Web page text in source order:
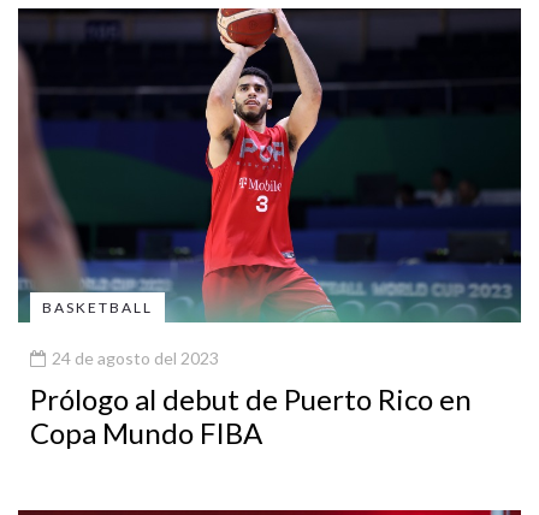
BASKETBALL
24 de agosto del 2023
Prólogo al debut de Puerto Rico en
Copa Mundo FIBA